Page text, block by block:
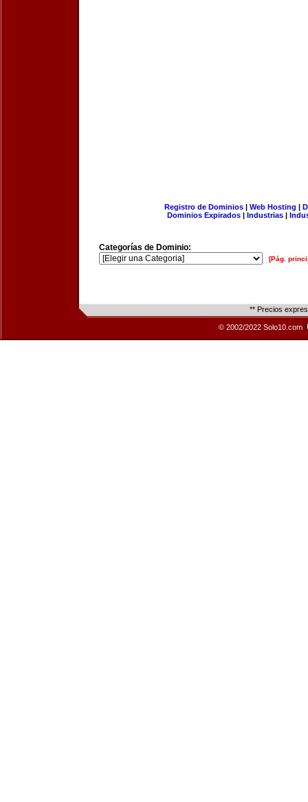
Registro de Dominios| Web Hosting |
Dominios Expirados | Industrias |
Categorías de Dominio:
[Pág.
** Precios
© 2002/2022 Solo10.com